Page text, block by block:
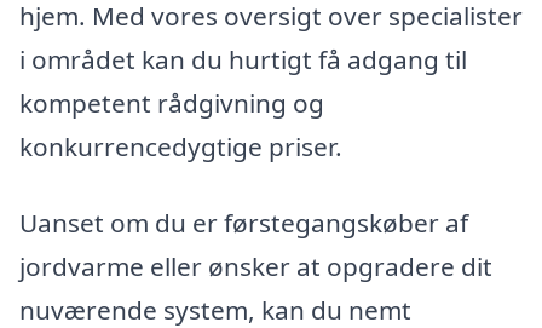
hjem. Med vores oversigt over specialister
i området kan du hurtigt få adgang til
kompetent rådgivning og
konkurrencedygtige priser.
Uanset om du er førstegangskøber af
jordvarme eller ønsker at opgradere dit
nuværende system, kan du nemt